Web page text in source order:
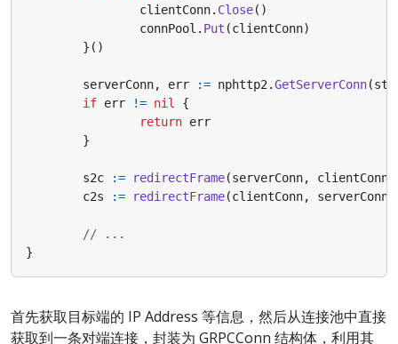
clientConn. Close()
connPool . Put (clientConn)
}()
serverConn, err := nphttp2.GetServerConn(
if err != nil
{
return err
}
s2c := redirectFrame(serverConn, clientConn
c2s
:= redirectFrame(clientConn, serverConn
// ...
}
首先获取目标端的 IP Address 等信息，然后从连接池中直接
获取到一条对端连接，封装为 GRPCConn 结构体，利用其